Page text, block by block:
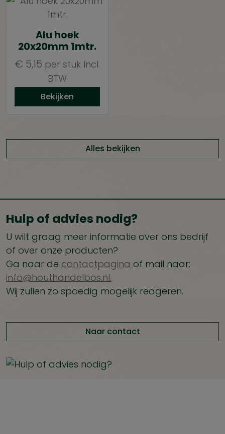
Alu hoek
20x20mm 1mtr.
€ 5,15 per stuk Incl.
BTW
Bekijken
Alles bekijken
Hulp of advies nodig?
U wilt graag meer informatie over ons bedrijf
of over onze producten?
Ga naar de contactpagina of mail naar:
info@houthandelbos.nl.
Wij zullen zo spoedig mogelijk reageren.
Naar contact